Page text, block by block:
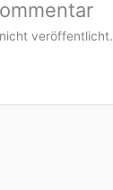
veröffentlicht.